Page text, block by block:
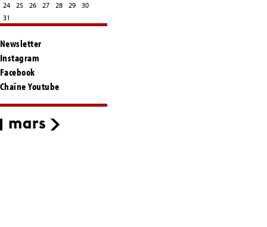
24
25 26 27 28 29
30
31
Newsletter
Instagram
Facebook
Chaîne Youtube